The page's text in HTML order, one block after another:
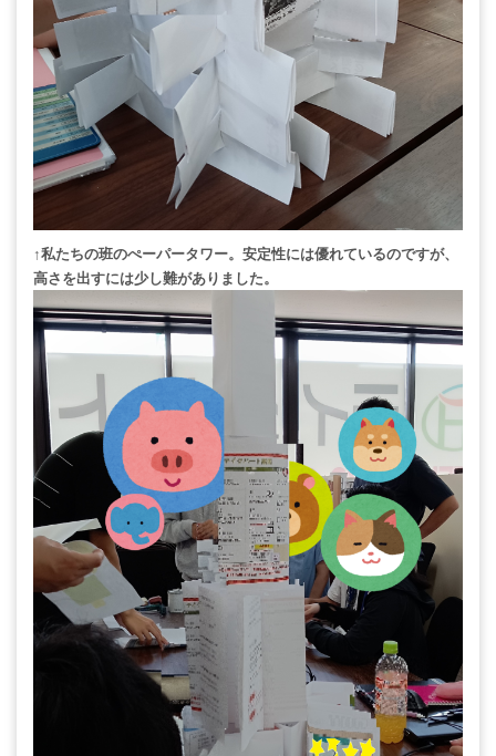
↑私たちの班のぺーパータワー。 安定性には優れているのですが、
高さを出すには少し難がありました。